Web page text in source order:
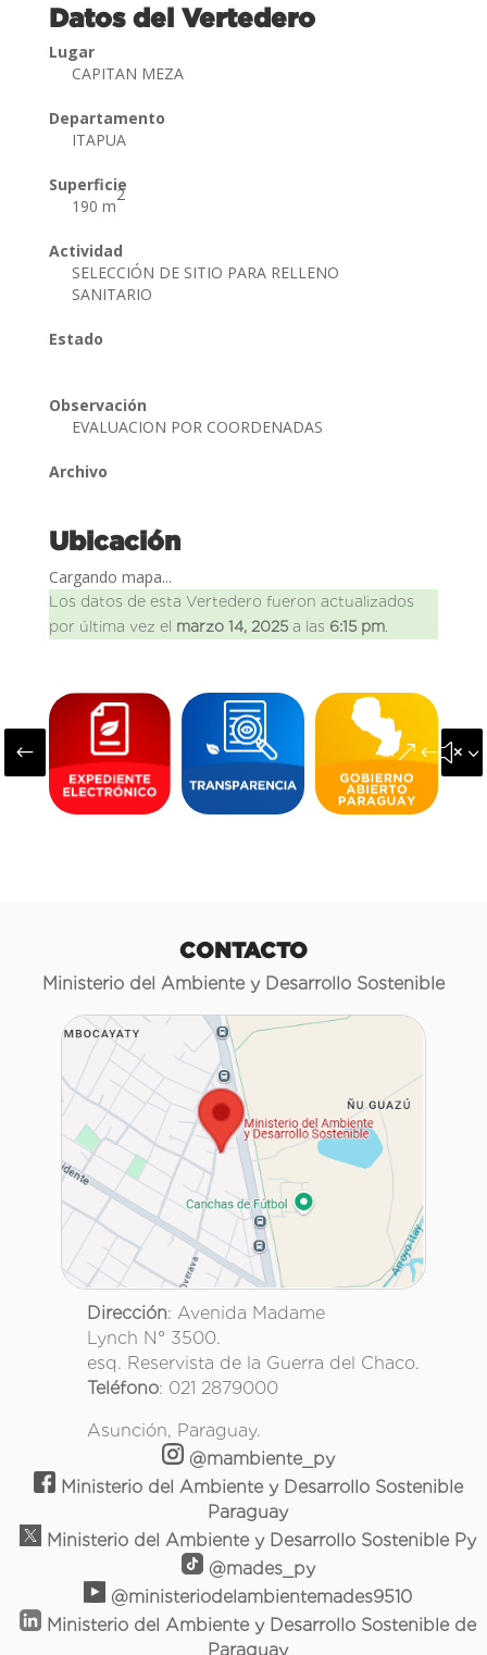
Datos del Vertedero
Lugar
CAPITAN MEZA
Departamento
ITAPUA
Superficie
190 m
2
Actividad
SELECCIÓN DE SITIO PARA RELLENO
SANITARIO
Estado
Observación
EVALUACION POR COORDENADAS
Archivo
Ubicación
Cargando mapa...
Los datos de esta Vertedero fueron actualizados
por última vez el marzo 14, 2025a las 6:15 pm.
#
CONTACTO
Ministerio del Ambiente y Desarrollo Sostenible
Dirección: Avenida Madame
Lynch N° 3500.
esq. Reservista de la Guerra del Chaco.
Teléfono: 021 2879000
Asunción, Paraguay.
@mambiente_py
Ministerio del Ambiente y Desarrollo Sostenible
Paraguay
Ministerio del Ambiente y Desarrollo Sostenible Py
@mades_py
@ministeriodelambientemades9510
Ministerio del Ambiente y Desarrollo Sostenible de
Paraguay